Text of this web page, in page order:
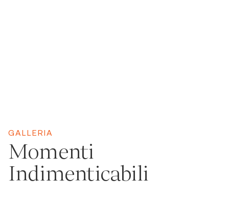
GALLERIA
Momenti
Indimenticabili